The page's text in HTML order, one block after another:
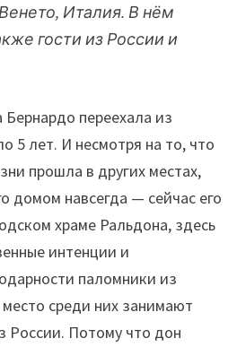
Италия. В нём
гости из России и
переехала из
5 лет. И несмотря на то, что
прошла в других местах,
домом навсегда — сейчас его
храме Ральдона, здесь
интенции и
паломники из
среди них занимают
России. Потому что дон